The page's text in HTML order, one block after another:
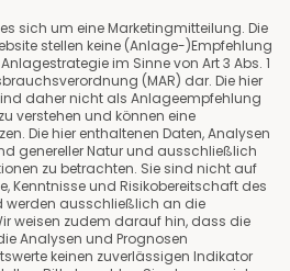
sich um eine Marketingmitteilung. Die
stellen keine (Anlage-)Empfehlung
im Sinne von Art 3 Abs. 1
(MAR) dar. Die hier
daher nicht als Anlageempfehlung
verstehen und können eine
Die hier enthaltenen Daten, Analysen
genereller Natur und ausschließlich
zu betrachten. Sie sind nicht auf
Kenntnisse und Risikobereitschaft des
werden ausschließlich an die
weisen zudem darauf hin, dass die
Analysen und Prognosen
keinen zuverlässigen Indikator